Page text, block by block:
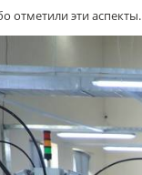
отметили эти аспекты.